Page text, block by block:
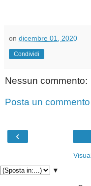
on dicembre 01, 2020
Condividi
Nessun commento:
Posta un commento
‹
▼